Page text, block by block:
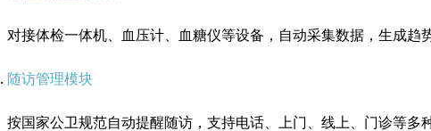
对接体检一体机、血压计、血糖仪等设备，自动采集数据，生成趋
随访管理模块
按国家公卫规范自动提醒随访，支持电话、上门、线上、门诊等多